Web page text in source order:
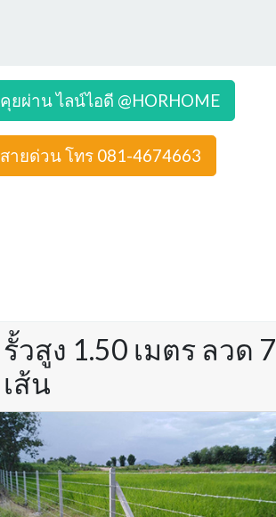
คุยผ่าน ไลน์ไอดี @HORHOME
สายด่วน โทร 081-4674663
รั้วสูง 1.50 เมตร ลวด 7
เส้น